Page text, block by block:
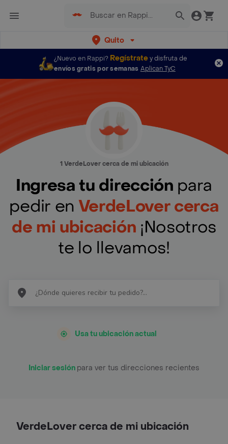
Quito
¿Nuevo en Rappi? Regístratey disfruta de
envíos gratis por semanas Aplican TyC
1 VerdeLover cerca de mi ubicación
Ingresa tu dirección para
pedir en VerdeLover cerca
de mi ubicación ¡Nosotros
te lo llevamos!
Usa tu ubicación actual
Iniciar sesión para ver tus direcciones recientes
VerdeLover cerca de mi ubicación